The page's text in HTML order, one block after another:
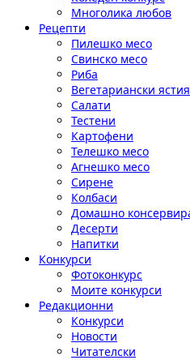
Многолика любов
Рецепти
Пилешко месо
Свинско месо
Риба
Вегетариански ястия
Салати
Тестени
Картофени
Телешко месо
Агнешко месо
Сирене
Колбаси
Домашно
Десерти
Напитки
Конкурси
Фотоконкурс
Моите конкурси
Редакционни
Конкурси
Новости
Читателски